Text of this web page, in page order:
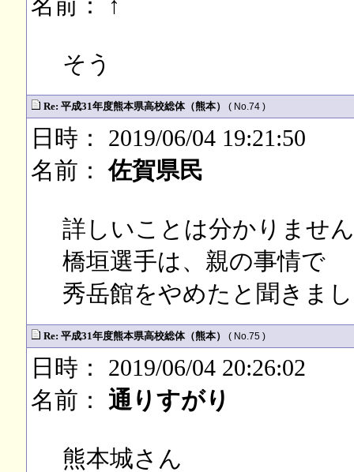
名前： ↑
そう
Re: 平成31年度熊本県高校総体（熊本） ( No.74 )
日時： 2019/06/04 19:21:50
名前：佐賀県民
詳しいことは分かりませ
橋垣選手は、親の事情で
秀岳館をやめたと聞きま
Re: 平成31年度熊本県高校総体（熊本） ( No.75 )
日時： 2019/06/04 20:26:02
名前： 通りすがり
熊本城さん